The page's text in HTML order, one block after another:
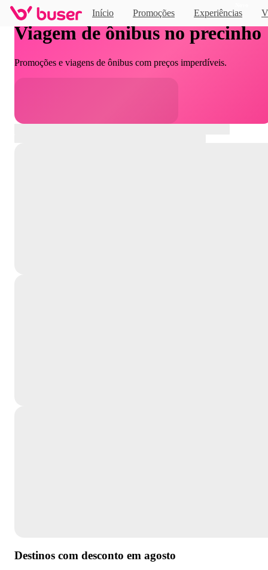
Início Promoções Experiências
Viagem de ônibus no precinho
Promoções e viagens de ônibus com preços imperdíveis.
Destinos com desconto em agosto